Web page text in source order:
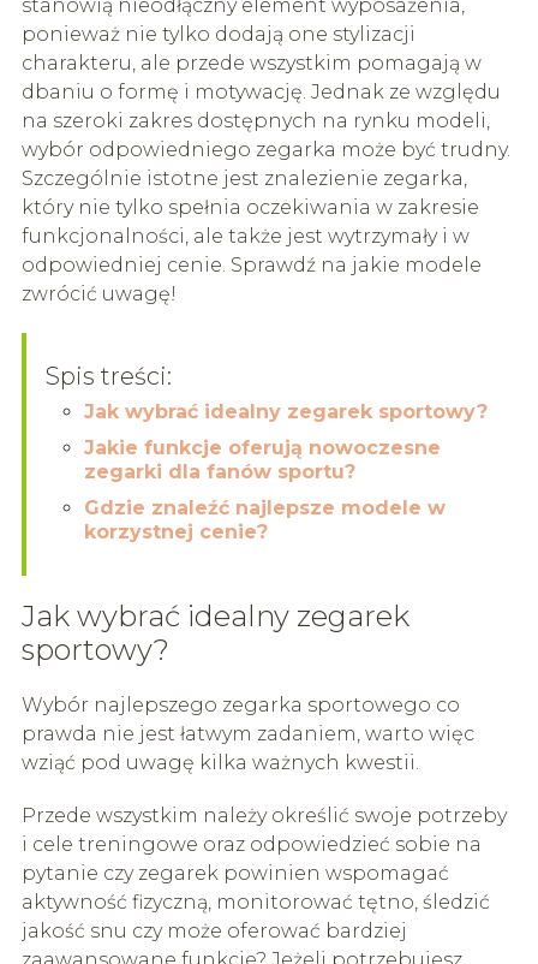
stanowią nieodłączny element wyposażenia,
ponieważ nie tylko dodają one stylizacji
charakteru, ale przede wszystkim pomagają w
dbaniu o formę i motywację. Jednak ze względu
na szeroki zakres dostępnych na rynku modeli,
wybór odpowiedniego zegarka może być trudny.
Szczególnie istotne jest znalezienie zegarka,
który nie tylko spełnia oczekiwania w zakresie
funkcjonalności, ale także jest wytrzymały i w
odpowiedniej cenie. Sprawdź na jakie modele
zwrócić uwagę!
Spis treści:
Jak wybrać idealny zegarek sportowy?
Jakie funkcje oferują nowoczesne
zegarki dla fanów sportu?
Gdzie znaleźć najlepsze modele w
korzystnej cenie?
Jak wybrać idealny zegarek
sportowy?
Wybór najlepszego zegarka sportowego co
prawda nie jest łatwym zadaniem, warto więc
wziąć pod uwagę kilka ważnych kwestii.
Przede wszystkim należy określić swoje potrzeby
i cele treningowe oraz odpowiedzieć sobie na
pytanie czy zegarek powinien wspomagać
aktywność fizyczną, monitorować tętno, śledzić
jakość snu czy może oferować bardziej